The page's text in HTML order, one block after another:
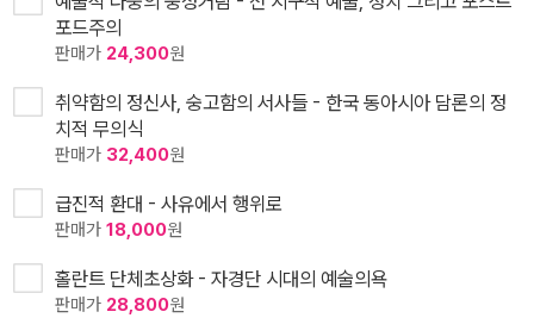
포드주의
판매가 24,300원
취약함의 정신사, 숭고함의 서사들 - 한국 동아시아 담론의 정
치적 무의식
판매가 32,400원
급진적 환대 - 사유에서 행위로
판매가 18,000원
홀란트 단체초상화 - 자경단 시대의 예술의욕
판매가 28,800원